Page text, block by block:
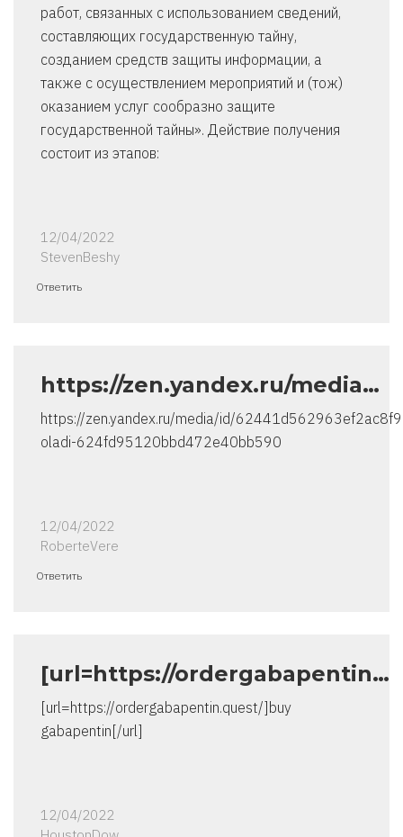
работ, связанных с использованием сведений,
составляющих государственную тайну,
созданием средств защиты информации, а
также с осуществлением мероприятий и (тож)
оказанием услуг сообразно защите
государственной тайны». Действие получения
состоит из этапов:
12/04/2022
StevenBeshy
Ответить
https://zen.yandex.ru/media…
https://zen.yandex.ru/media/id/
oladi-624fd95120bbd472e40bb590
12/04/2022
RoberteVere
Ответить
[url=https://ordergabapentin…
[url=https://ordergabapentin.quest/]buy
gabapentin[/url]
12/04/2022